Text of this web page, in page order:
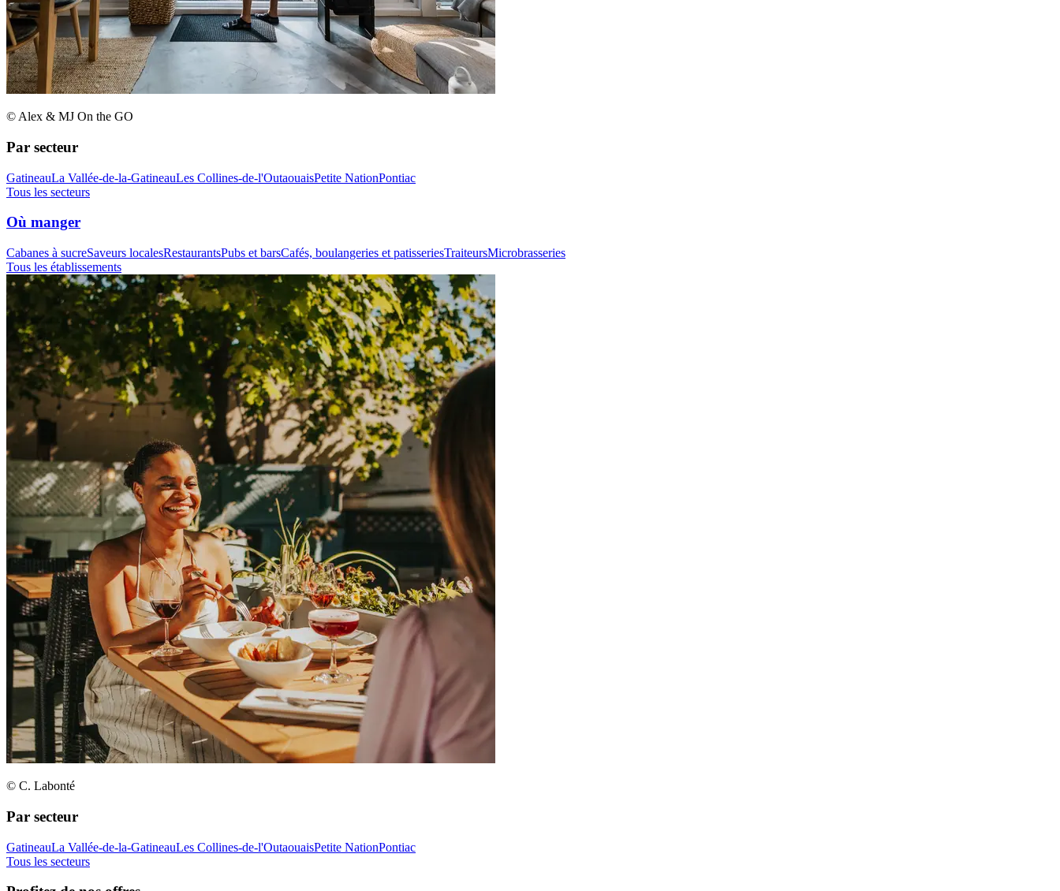
© Alex & MJ On the GO
Par secteur
GatineauLa Vallée-de-la-GatineauLes Collines-de-l'OutaouaisPetite NationPontiac
Tous les secteurs
Où manger
Cabanes à sucreSaveurs localesRestaurantsPubs et barsCafés, boulangeries et patisseriesTraiteursMicrobrasseries
Tous les établissements
© C. Labonté
Par secteur
GatineauLa Vallée-de-la-GatineauLes Collines-de-l'OutaouaisPetite NationPontiac
Tous les secteurs